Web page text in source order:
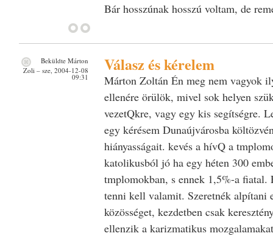
Bár hosszúnak hosszú voltam, de
Válasz és kérelem
Márton Zoltán Én meg nem vagyok
ellenére örülök, mivel sok helyen
vezetQkre, vagy egy kis segítségre.
egy kérésem Dunaújvárosba
hiányasságait. kevés a hívQ a
katolikusból jó ha egy héten 300
tmplomokban, s ennek 1,5%-a fiatal.
tenni kell valamit. Szeretnék alpítani
közösséget, kezdetben csak
ellenzik a karizmatikus
Beküldte Márton
Zoli – sze, 2004-12-08
09:31